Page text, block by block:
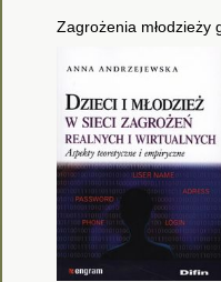
Zagrożenia młodzieży